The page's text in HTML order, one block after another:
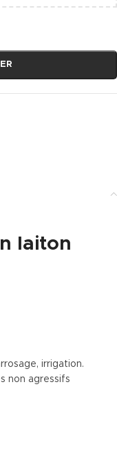
laiton
irrigation.
non agressifs